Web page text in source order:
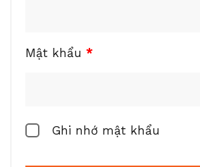
Mật khẩu *
Ghi nhớ mật khẩu